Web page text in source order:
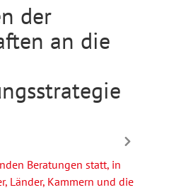
der
an die
Beratungen statt, in
Länder, Kammern und die